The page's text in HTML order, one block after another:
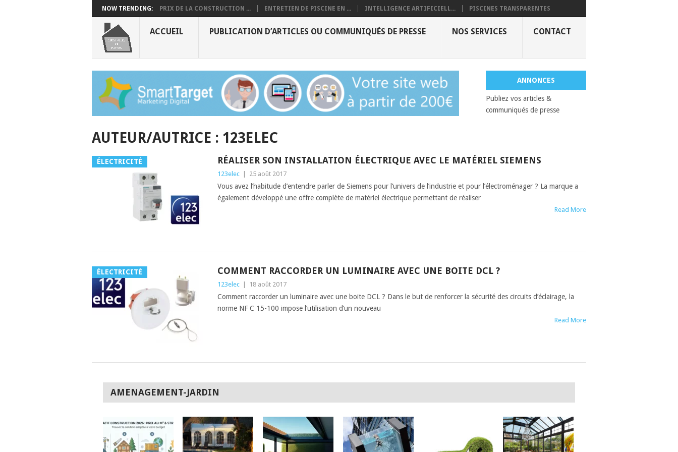
NOW TRENDING: PRIX DE LA CONSTRUCTION ... ENTRETIEN DE PISCINE EN ... INTELLIGENCE ARTIFICIELL... PISCINES TRANSPARENTES
ACCUEIL PUBLICATION D’ARTICLES OU COMMUNIQUÉS DE PRESSE NOS SERVICES CONTACT
ANNONCES
Publiez vos articles &
communiqués de presse
AUTEUR/AUTRICE : 123ELEC
ÉLECTRICITÉ RÉALISER SON INSTALLATION ÉLECTRIQUE AVEC LE MATÉRIEL SIEMENS
123elec 25 août 2017
Vous avez l’habitude d’entendre parler de Siemens pour l’univers de l’industrie et pour l’électroménager ? La marque a
également développé une offre complète de matériel électrique permettant de réaliser
Read More
ÉLECTRICITÉ COMMENT RACCORDER UN LUMINAIRE AVEC UNE BOITE DCL ?
123elec 18 août 2017
Comment raccorder un luminaire avec une boite DCL ? Dans le but de renforcer la sécurité des circuits d’éclairage, la
norme NF C 15-100 impose l’utilisation d’un nouveau
Read More
POSTS
NAVIGATION
AMENAGEMENT-JARDIN